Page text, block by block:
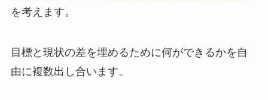
を考えます。
目標と現状の差を埋めるために何ができるかを自
由に複数出し合います。